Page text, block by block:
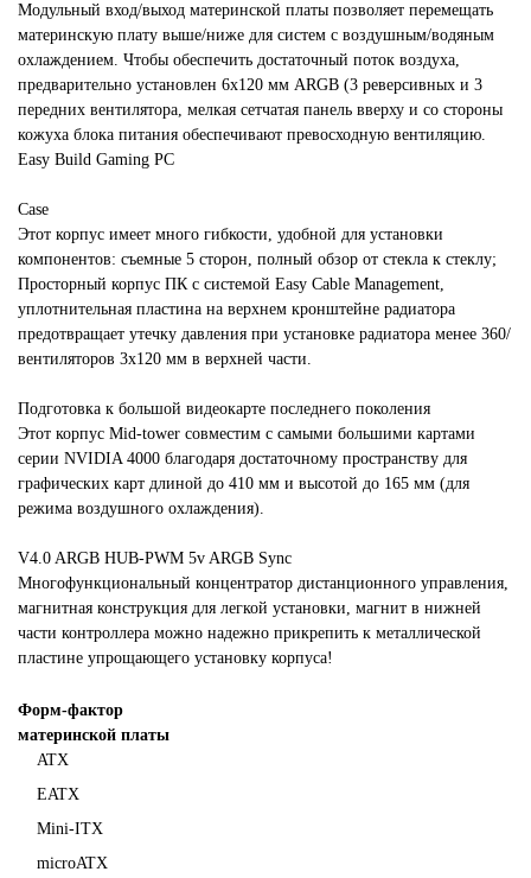
Модульный вход/выход материнской платы позволяет перемещать
материнскую плату выше/ниже для систем с воздушным/водяным
охлаждением. Чтобы обеспечить достаточный поток воздуха,
предварительно установлен 6x120 мм ARGB (3 реверсивных и 3
передних вентилятора, мелкая сетчатая панель вверху и со стороны
кожуха блока питания обеспечивают превосходную вентиляцию.
Easy Build Gaming PC
Case
Этот корпус имеет много гибкости, удобной для установки
компонентов: съемные 5 сторон, полный обзор от стекла к стеклу;
Просторный корпус ПК с системой Easy Cable Management,
уплотнительная пластина на верхнем кронштейне радиатора
предотвращает утечку давления при установке радиатора менее 360/
вентиляторов 3x120 мм в верхней части.
Подготовка к большой видеокарте последнего поколения
Этот корпус Mid-tower совместим с самыми большими картами
серии NVIDIA 4000 благодаря достаточному пространству для
графических карт длиной до 410 мм и высотой до 165 мм (для
режима воздушного охлаждения).
V4.0 ARGB HUB-PWM 5v ARGB Sync
Многофункциональный концентратор дистанционного управления,
магнитная конструкция для легкой установки, магнит в нижней
части контроллера можно надежно прикрепить к металлической
пластине упрощающего установку корпуса!
Форм-фактор
материнской платы
ATX
EATX
Mini-ITX
microATX